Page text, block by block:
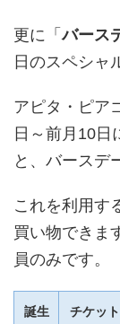
更に「バース
日のスペシャ
アピタ・ピア
日～前月10日
と、バースデ
これを利用す
買い物できま
員のみです。
誕生
チケッ